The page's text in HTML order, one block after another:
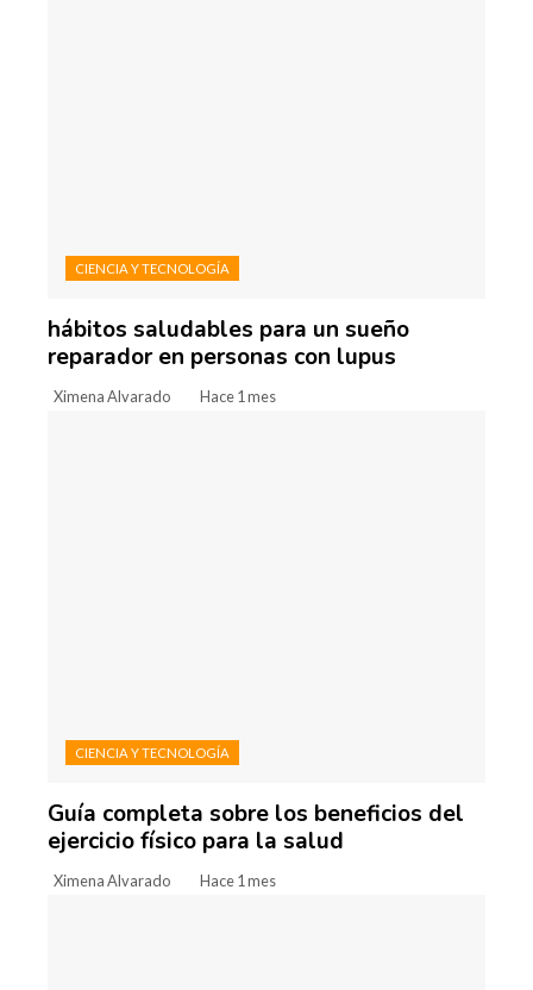
CIENCIA Y TECNOLOGÍA
hábitos saludables para un sueño
reparador en personas con lupus
Ximena Alvarado Hace 1 mes
CIENCIA Y TECNOLOGÍA
Guía completa sobre los beneficios del
ejercicio físico para la salud
Ximena Alvarado Hace 1 mes